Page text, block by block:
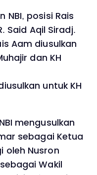
NBI, posisi Rais
Said Aqil Siradj.
Aam diusulkan
dan KH
untuk KH
mengusulkan
sebagai Ketua
oleh Nusron
Wakil